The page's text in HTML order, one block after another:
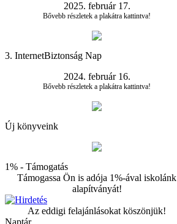
2025. február 17.
Bővebb részletek a plakátra kattintva!
3. InternetBiztonság Nap
2024. február 16.
Bővebb részletek a plakátra kattintva!
Új könyveink
1% - Támogatás
Támogassa Ön is adója 1%-ával iskolánk
alapítványát!
Az eddigi felajánlásokat köszönjük!
Naptár